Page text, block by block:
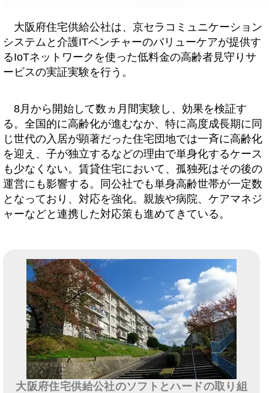
大阪府住宅供給公社は、京セラコミュニケーション
システムと介護ITベンチャーのバリューケアが提供す
るIoTネットワークを使った低料金の高齢者見守りサ
ービスの実証実験を行う。
8月から開始して数ヵ月間実験し、効果を検証す
る。全国的に高齢化が進むなか、特に高度成長期に同
じ世代の入居が顕著だった住宅団地では一斉に高齢化
を迎え、子が独立するなどの理由で単身化するケース
も少なくない。賃貸住宅において、孤独死はその後の
運営にも影響する。同公社でも単身高齢世帯が一定数
となっており、対応を強化。親族や病院、ケアマネジ
ャーなどと連携した対応策も進めてきている。
大阪府住宅供給公社のソフトとハードの取り組